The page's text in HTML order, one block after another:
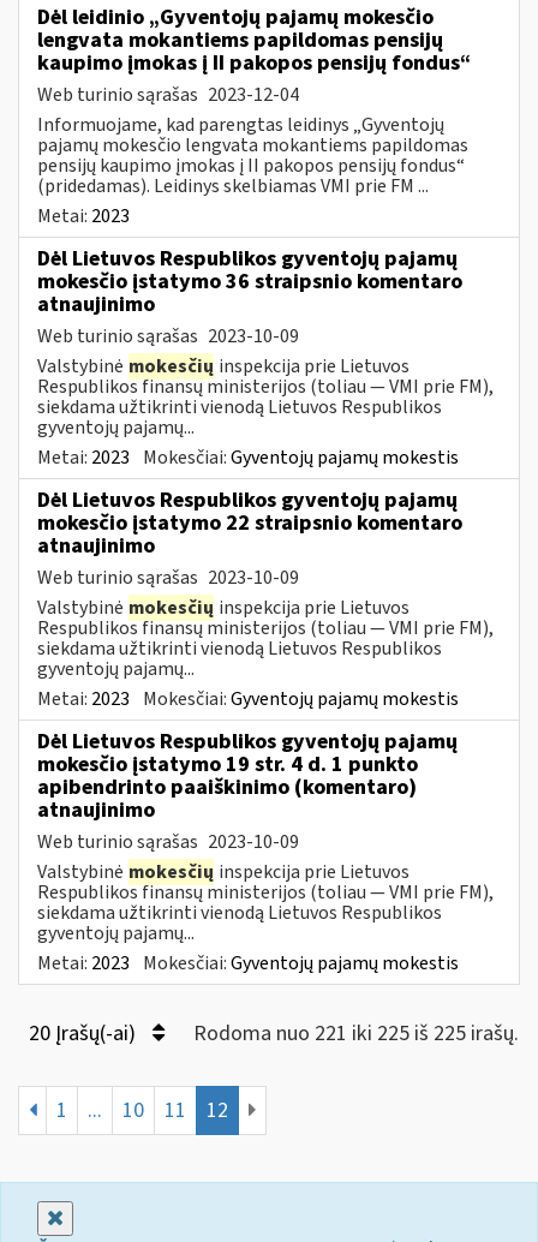
Dėl leidinio „Gyventojų pajamų mokesčio
lengvata mokantiems papildomas pensijų
kaupimo įmokas į II pakopos pensijų fondus“
Web turinio sąrašas 2023-12-04
Informuojame, kad parengtas leidinys „Gyventojų
pajamų mokesčio lengvata mokantiems papildomas
pensijų kaupimo įmokas į II pakopos pensijų fondus“
(pridedamas). Leidinys skelbiamas VMI prie FM ...
Metai: 2023
Dėl Lietuvos Respublikos gyventojų pajamų
mokesčio įstatymo 36 straipsnio komentaro
atnaujinimo
Web turinio sąrašas 2023-10-09
Valstybinė mokesčių inspekcija prie Lietuvos
Respublikos finansų ministerijos (toliau — VMI prie FM),
siekdama užtikrinti vienodą Lietuvos Respublikos
gyventojų pajamų...
Metai: 2023 Mokesčiai:Gyventojų pajamų mokestis
Dėl Lietuvos Respublikos gyventojų pajamų
mokesčio įstatymo 22 straipsnio komentaro
atnaujinimo
Web turinio sąrašas 2023-10-09
Valstybinė mokesčių inspekcija prie Lietuvos
Respublikos finansų ministerijos (toliau — VMI prie FM),
siekdama užtikrinti vienodą Lietuvos Respublikos
gyventojų pajamų...
Metai: 2023 Mokesčiai:Gyventojų pajamų mokestis
Dėl Lietuvos Respublikos gyventojų pajamų
mokesčio įstatymo 19 str. 4 d. 1 punkto
apibendrinto paaiškinimo (komentaro)
atnaujinimo
Web turinio sąrašas 2023-10-09
Valstybinė mokesčių inspekcija prie Lietuvos
Respublikos finansų ministerijos (toliau — VMI prie FM),
siekdama užtikrinti vienodą Lietuvos Respublikos
gyventojų pajamų...
Metai: 2023 Mokesčiai:Gyventojų pajamų mokestis
20 Įrašų(-ai) Rodoma nuo 221 iki 225 iš 225 irašų.
1 ... 10 11 12